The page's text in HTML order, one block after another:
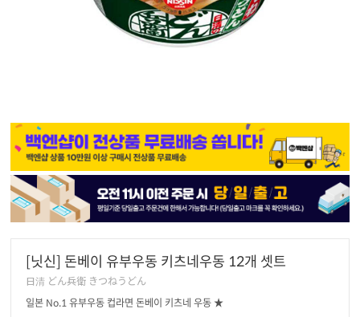
[닛신] 돈베이 유부우동 키츠네우동 12개 셋트
日清 どん兵衛 きつねうどん
일본 No.1 유부우동 컵라면 돈베이 키츠네 우동 ★